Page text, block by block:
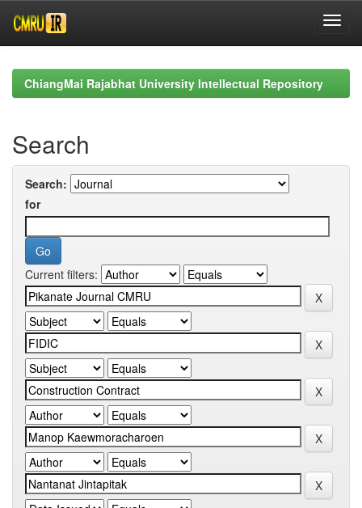
navigationChiangMai Rajabhat University Intellectual Repository
Search
Search:
for
Current filters: